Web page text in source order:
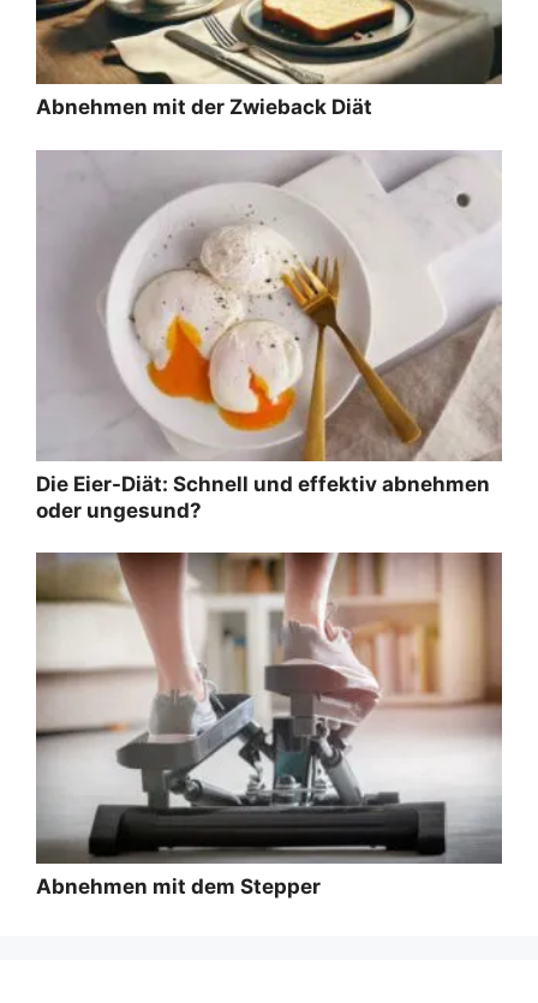
Abnehmen mit der Zwieback Diät
Die Eier-Diät: Schnell und effektiv abnehmen
oder ungesund?
Abnehmen mit dem Stepper